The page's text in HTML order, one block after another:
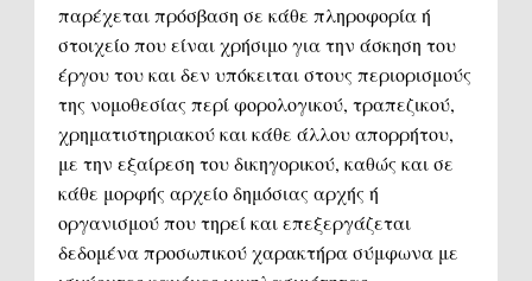
παρέχεται πρόσβαση σε κάθε πληροφορία ή
στοιχείο που είναι χρήσιμο για την άσκηση του
έργου του και δεν υπόκειται στους περιορισμούς
της νομοθεσίας περί φορολογικού, τραπεζικού,
χρηματιστηριακού και κάθε άλλου απορρήτου,
με την εξαίρεση του δικηγορικού, καθώς και σε
κάθε μορφής αρχείο δημόσιας αρχής ή
οργανισμού που τηρεί και επεξεργάζεται
δεδομένα προσωπικού χαρακτήρα σύμφωνα με